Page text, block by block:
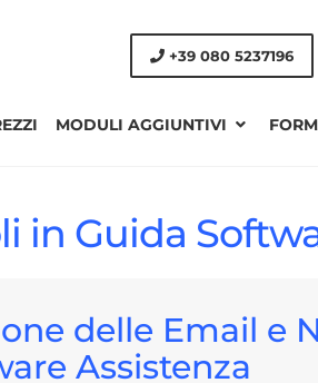
+39 080 5237196
MODULI AGGIUNTIVI
in Guida
delle Email e
Assistenza